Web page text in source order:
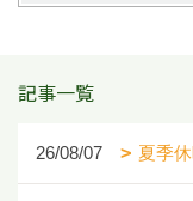
記事一覧
26/08/07 夏季